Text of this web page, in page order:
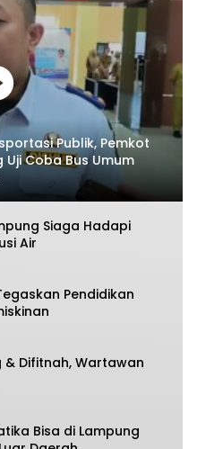
Publik, Pemkot
Coba Bus Umum
Siaga Hadapi
Air
Pendidikan
& Difitnah, Wartawan
Bisa di Lampung